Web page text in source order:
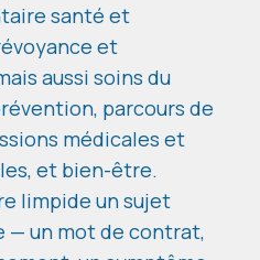
santé et
et
aussi soins du
parcours de
médicales et
et bien-être.
limpide un sujet
— un mot de contrat,